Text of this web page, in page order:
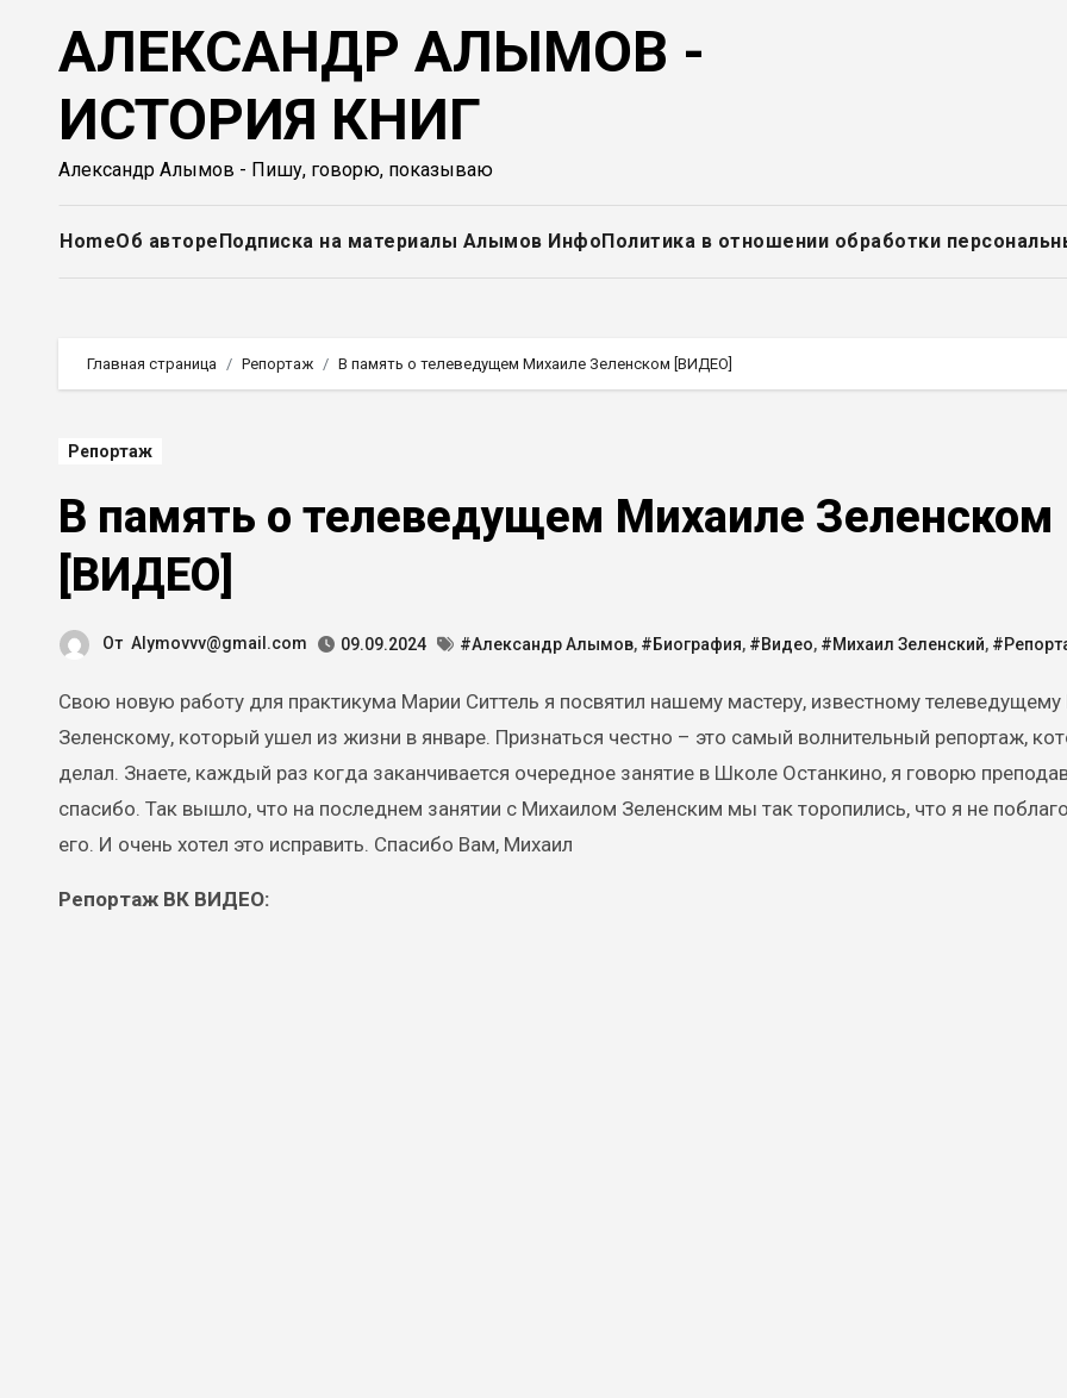
АЛЕКСАНДР АЛЫМОВ -
ИСТОРИЯ КНИГ
Александр Алымов - Пишу, говорю, показываю
HomeОб автореПодписка на материалы Алымов ИнфоПолитика в отношении обработки
Главная страница Репортаж В память о телеведущем Михаиле Зеленском [ВИДЕО]
Репортаж
В память о телеведущем Михаиле Зеленском
[ВИДЕО]
От Alymovvv@gmail.com 09.09.2024 #Александр Алымов, #Биография, #Видео, #Михаил Зеленский,
Свою новую работу для практикума Марии Ситтель я посвятил нашему мастеру, известному телеведущему Михаилу
Зеленскому, который ушел из жизни в январе. Признаться честно – это самый волнительный репортаж,
делал. Знаете, каждый раз когда заканчивается очередное занятие в Школе Останкино, я говорю
спасибо. Так вышло, что на последнем занятии с Михаилом Зеленским мы так торопились, что я не
его. И очень хотел это исправить. Спасибо Вам, Михаил
Репортаж ВК ВИДЕО: